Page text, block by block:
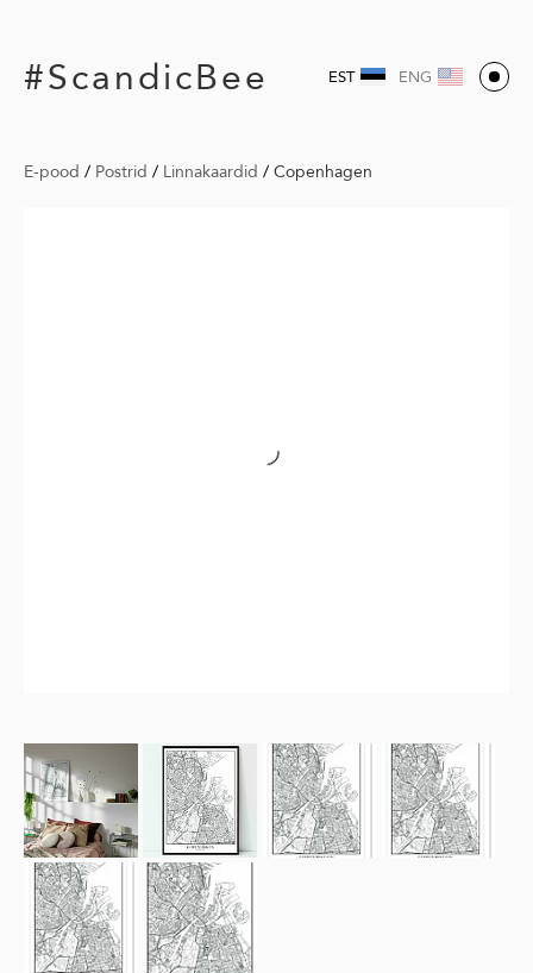
#ScandicBee EST ENG
E-pood / Postrid / Linnakaardid / Copenhagen